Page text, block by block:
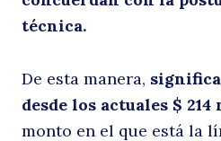
técnica.
De esta manera,
desde los actuales $
monto en el que está la